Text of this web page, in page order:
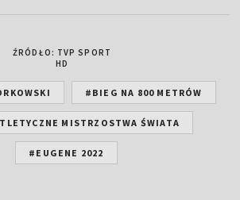
ŹRÓDŁO: TVP SPORT
HD
#BIEG NA 800 METRÓW
MISTRZOSTWA ŚWIATA
#EUGENE 2022